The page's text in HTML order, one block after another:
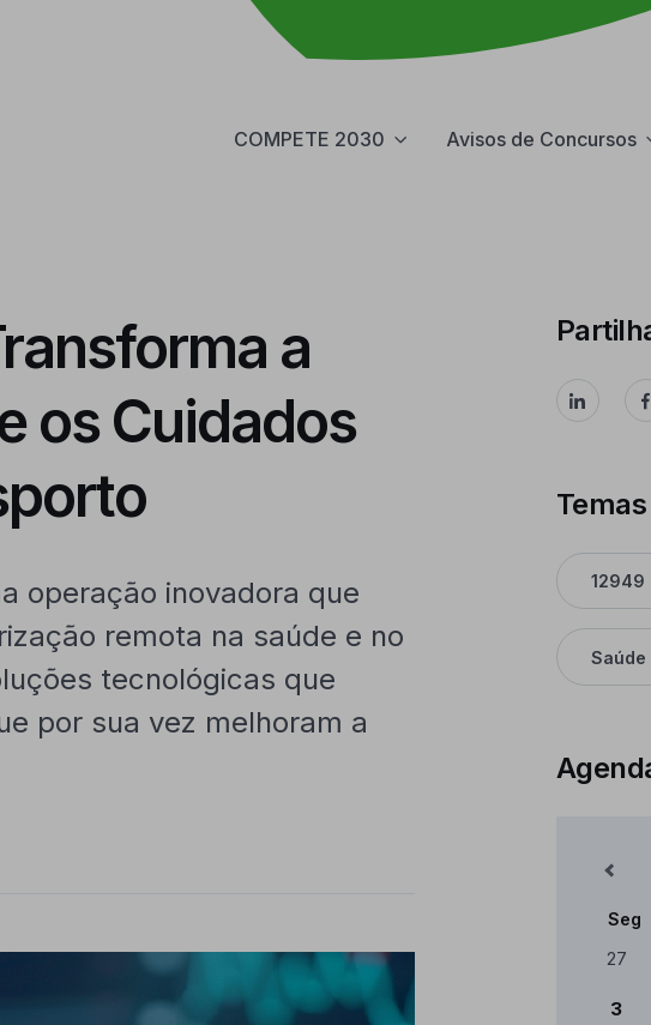
COMPETE 2030 Avisos de Concursos
a
os Cuidados
operação inovadora que
remota na saúde e no
tecnológicas que
por sua vez melhoram a
12949
Saúde
Mês Anterior
Seg
27
3